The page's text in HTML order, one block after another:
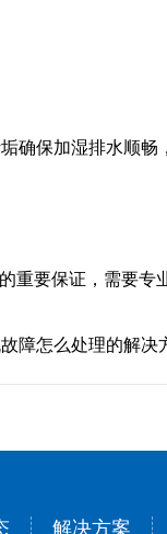
确保加湿排水顺
重要保证，需要
障怎么处理的解决
解决方案